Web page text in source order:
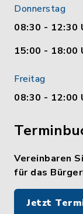
Donnerstag
08:30 - 12:30
15:00 - 18:00
Freitag
08:30 - 12:00
Vereinbaren
für das
Jetzt